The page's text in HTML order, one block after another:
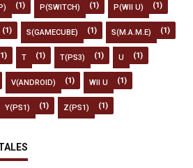
(1) P(SWITCH) (1) P(WII U) (1)
(1) S(GAMECUBE) (1) S(M.A.M.E) (1)
T (1) T(PS3) (1) U (1)
V(ANDROID) (1) WII U (1)
Y(PS1) (1) Z(PS1) (1)